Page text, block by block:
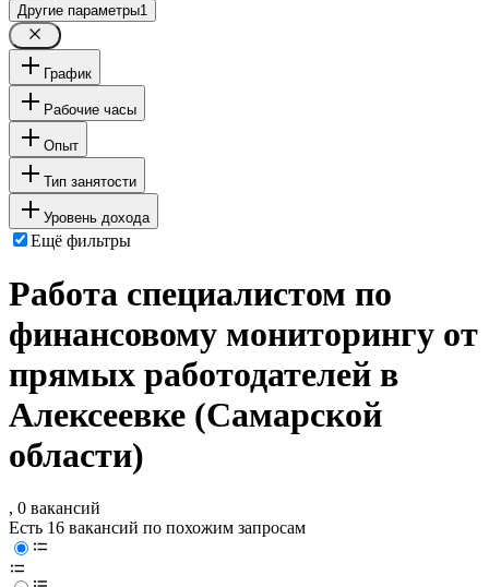
Другие параметры1
График
Рабочие часы
Опыт
Тип занятости
Уровень дохода
Ещё фильтры
Работа специалистом по
финансовому мониторингу от
прямых работодателей в
Алексеевке (Самарской
области)
, 0 вакансий
Есть 16 вакансий по похожим запросам